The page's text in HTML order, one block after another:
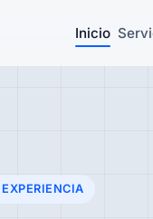
Inicio